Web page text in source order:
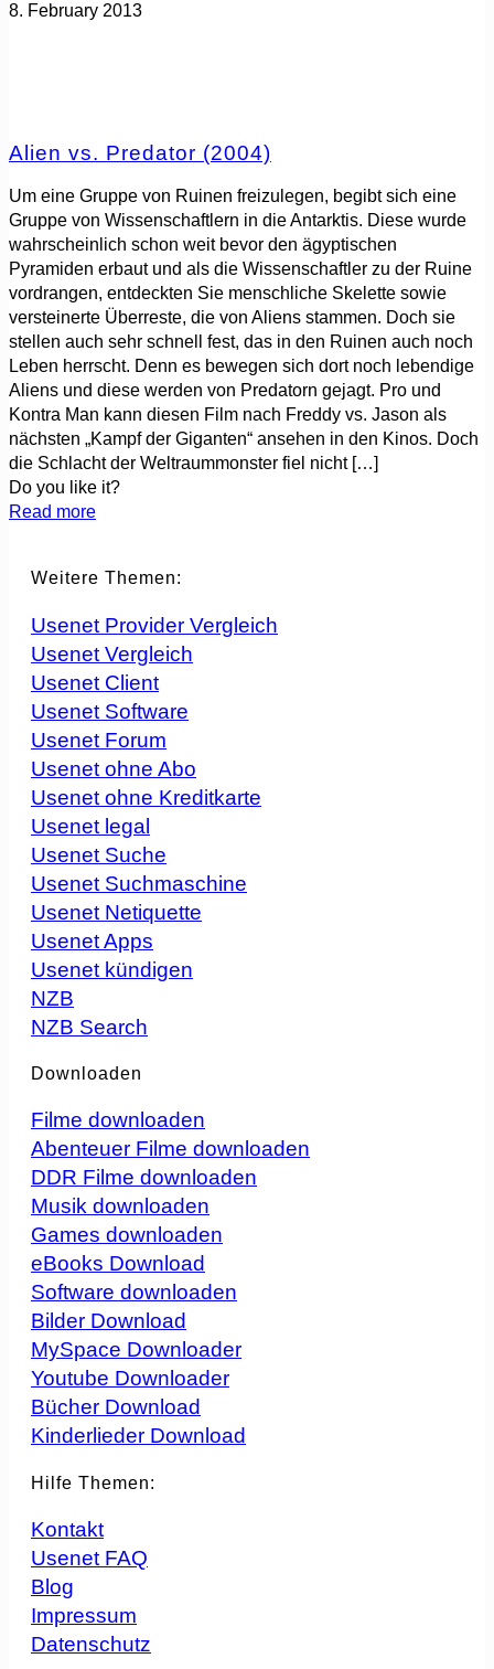
8. February 2013
Alien vs. Predator (2004)
Um eine Gruppe von Ruinen freizulegen, begibt sich eine
Gruppe von Wissenschaftlern in die Antarktis. Diese wurde
wahrscheinlich schon weit bevor den ägyptischen
Pyramiden erbaut und als die Wissenschaftler zu der Ruine
vordrangen, entdeckten Sie menschliche Skelette sowie
versteinerte Überreste, die von Aliens stammen. Doch sie
stellen auch sehr schnell fest, das in den Ruinen auch noch
Leben herrscht. Denn es bewegen sich dort noch lebendige
Aliens und diese werden von Predatorn gejagt. Pro und
Kontra Man kann diesen Film nach Freddy vs. Jason als
nächsten „Kampf der Giganten“ ansehen in den Kinos. Doch
die Schlacht der Weltraummonster fiel nicht[…]
Do you like it?
Read more
Weitere Themen:
Usenet Provider Vergleich
Usenet Vergleich
Usenet Client
Usenet Software
Usenet Forum
Usenet ohne Abo
Usenet ohne Kreditkarte
Usenet legal
Usenet Suche
Usenet Suchmaschine
Usenet Netiquette
Usenet Apps
Usenet kündigen
NZB
NZB Search
Downloaden
Filme downloaden
Abenteuer Filme downloaden
DDR Filme downloaden
Musik downloaden
Games downloaden
eBooks Download
Software downloaden
Bilder Download
MySpace Downloader
Youtube Downloader
Bücher Download
Kinderlieder Download
Hilfe Themen:
Kontakt
Usenet FAQ
Blog
Impressum
Datenschutz